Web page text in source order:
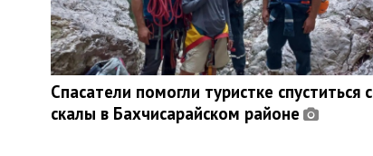
Спасатели помогли туристке спуститься
скалы в Бахчисарайском районе